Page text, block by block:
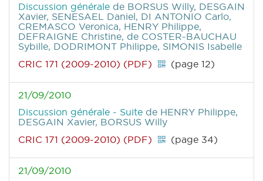
Discussion générale de BORSUS Willy, DESGAIN
Xavier, SENESAEL Daniel, DI ANTONIO Carlo,
CREMASCO Veronica, HENRY Philippe,
DEFRAIGNE Christine, de COSTER-BAUCHAU
Sybille, DODRIMONT Philippe, SIMONIS Isabelle
CRIC 171 (2009-2010) (PDF)
(page 12)
21/09/2010
Discussion générale - Suite de HENRY Philippe,
DESGAIN Xavier, BORSUS Willy
CRIC 171 (2009-2010) (PDF)
(page 34)
21/09/2010